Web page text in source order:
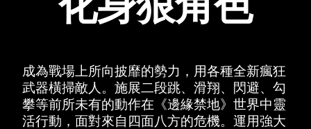
成為戰場上所向披靡的勢力，用各種全新瘋狂
武器橫掃敵人。施展二段跳、滑翔、閃避、勾
攀等前所未有的動作在《邊緣禁地》世界中靈
活行動，面對來自四面八方的危機。運用強大